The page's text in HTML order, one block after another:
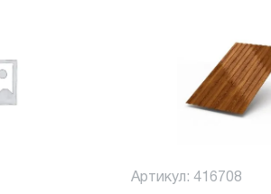
Артикул: 416708